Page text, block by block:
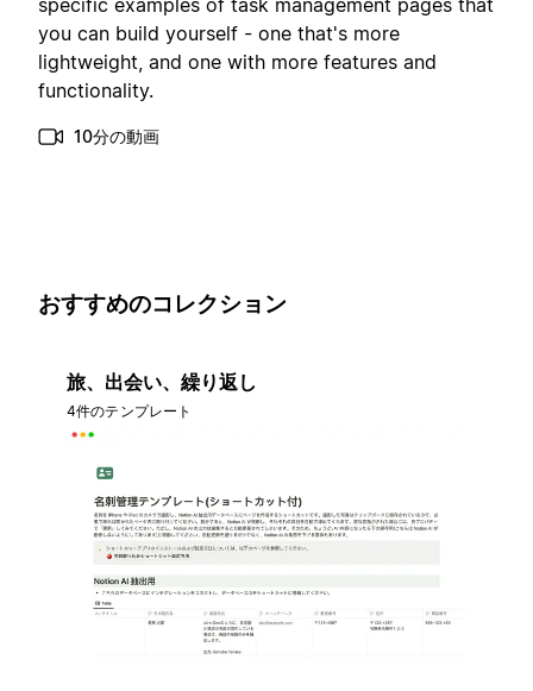
specific examples of task management pages that
you can build yourself - one that's more
lightweight, and one with more features and
functionality.
10分の動画
おすすめのコレクション
旅、出会い、繰り返し
4件のテンプレート